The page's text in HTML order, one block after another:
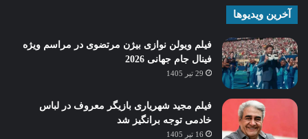
آخرین ویدیوها
فیلم ویولن نوازی بیژن مرتضوی در مراسم ویژه
فینال جام جهانی 2026
29 تیر 1405
فیلم مجید شهریاری بازیگر معروف در لباس
خادمی توجه برانگیز شد
16 تیر 1405